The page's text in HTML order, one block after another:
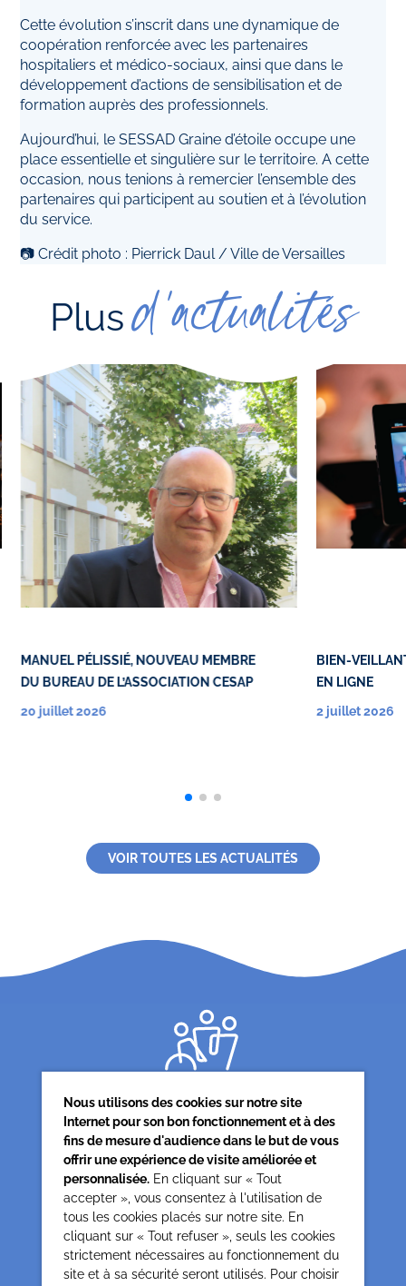
Cette évolution s’inscrit dans une dynamique de
coopération renforcée avec les partenaires
hospitaliers et médico-sociaux, ainsi que dans le
développement d’actions de sensibilisation et de
formation auprès des professionnels.
Aujourd’hui, le SESSAD Graine d’étoile occupe une
place essentielle et singulière sur le territoire. A cette
occasion, nous tenions à remercier l’ensemble des
partenaires qui participent au soutien et à l’évolution
du service.
📷 Crédit photo : Pierrick Daul / Ville de Versailles
Plusd'actualités
MANUEL PÉLISSIÉ, NOUVEAU MEMBRE
DU BUREAU DE L’ASSOCIATION CESAP
20 juillet 2026
BIEN-
EN LIGNE
2 juillet 2026
VOIR TOUTES LES ACTUALITÉS
Siège associatif
62 rue de la glacière
75013 Paris
0142850804
contact@cesap.asso.fr
Cesap Formation
Nous utilisons des cookies sur notre site
Internet pour son bon fonctionnement et à des
fins de mesure d'audience dans le but de vous
offrir une expérience de visite améliorée et
personnalisée. En cliquant sur « Tout
accepter », vous consentez à l'utilisation de
tous les cookies placés sur notre site. En
cliquant sur « Tout refuser », seuls les cookies
strictement nécessaires au fonctionnement du
site et à sa sécurité seront utilisés. Pour choisir